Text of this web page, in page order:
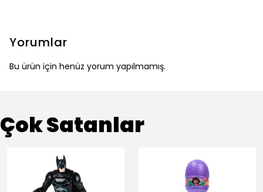
Yorumlar
Bu ürün için henüz yorum yapılmamış.
Çok Satanlar